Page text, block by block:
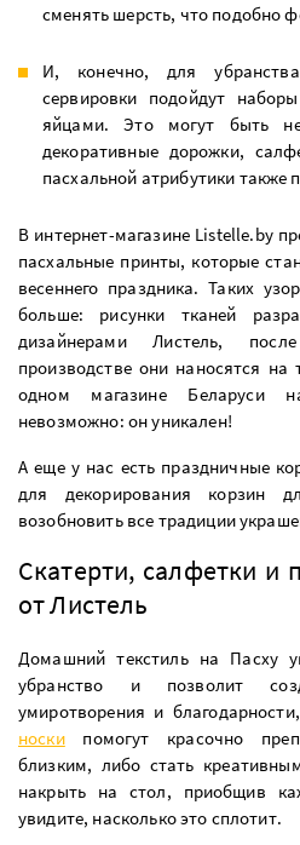
сменять шерсть, что подобно
И, конечно, для
сервировки подойдут
яйцами. Это могут быть
декоративные дорожки,
пасхальной атрибутики также
В интернет-магазине Listelle.by
пасхальные принты, которые
весеннего праздника. Таких
больше: рисунки тканей
дизайнерами Листель,
производстве они наносятся на
одном магазине Беларуси
невозможно: он уникален!
А еще у нас есть праздничные
для декорирования корзин
возобновить все традиции
Скатерти, салфетки и
от Листель
Домашний текстиль на Пасху
убранство и позволит
умиротворения и
носкипомогут красочно
близким, либо стать
накрыть на стол, приобщив
увидите, насколько это сплотит.